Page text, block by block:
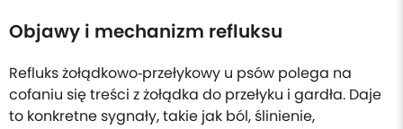
Objawy i mechanizm refluksu
Refluks żołądkowo‑przełykowy u psów polega na
cofaniu się treści z żołądka do przełyku i gardła. Daje
to konkretne sygnały, takie jak ból, ślinienie,